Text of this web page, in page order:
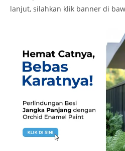
lanjut, silahkan klik banner di